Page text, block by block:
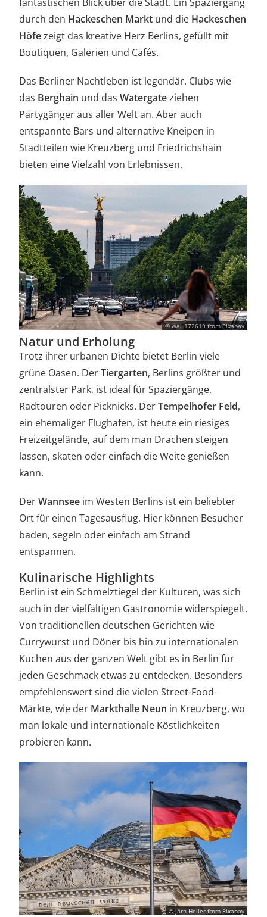
© wal_172619 from Pixabay
durch den Hackeschen Markt und die Hackeschen
Höfezeigt das kreative Herz Berlins, gefüllt mit
Boutiquen, Galerien und Cafés.
Das Berliner Nachtleben ist legendär. Clubs wie
das Berghain und dasWatergateziehen
Partygänger aus aller Welt an. Aber auch
entspannte Bars und alternative Kneipen in
Stadtteilen wie Kreuzberg und Friedrichshain
bieten eine Vielzahl von Erlebnissen.
Natur und Erholung
Trotz ihrer urbanen Dichte bietet Berlin viele
grüne Oasen. DerTiergarten, Berlins größter und
zentralster Park, ist ideal für Spaziergänge,
Radtouren oder Picknicks. DerTempelhofer Feld,
ein ehemaliger Flughafen, ist heute ein riesiges
Freizeitgelände, auf dem man Drachen steigen
lassen, skaten oder einfach die Weite genießen
kann.
DerWannsee im Westen Berlins ist ein beliebter
Ort für einen Tagesausflug. Hier können Besucher
baden, segeln oder einfach am Strand
entspannen.
Kulinarische Highlights
Berlin ist ein Schmelztiegel der Kulturen, was sich
auch in der vielfältigen Gastronomie widerspiegelt.
Von traditionellen deutschen Gerichten wie
Currywurst und Döner bis hin zu internationalen
Küchen aus der ganzen Welt gibt es in Berlin für
jeden Geschmack etwas zu entdecken. Besonders
empfehlenswert sind die vielen Street-Food-
Märkte, wie der Markthalle Neun in Kreuzberg, wo
man lokale und internationale Köstlichkeiten
probieren kann.
© Jörn Heller from Pixabay